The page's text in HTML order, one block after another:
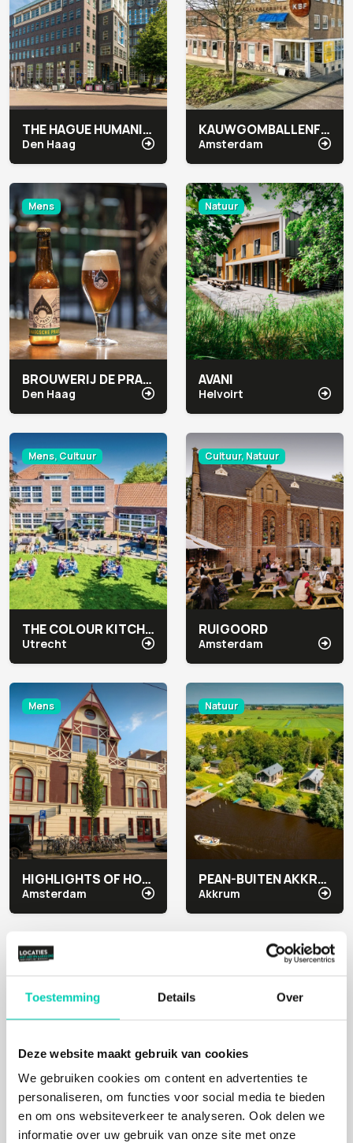
Toestemming Details Over
Deze website maakt gebruik van cookies
We gebruiken cookies om content en advertenties te
personaliseren, om functies voor social media te bieden
en om ons websiteverkeer te analyseren. Ook delen we
informatie over uw gebruik van onze site met onze
THE HAGUE HUMANITY HUB
Den Haag
KAUWGOMBALLENFABRIEK SOCIAL IMPACT FACTORY
Amsterdam
Mens
BROUWERIJ DE PRAEL
Den Haag
Natuur
AVANI
Helvoirt
Mens, Cultuur
THE COLOUR KITCHEN ZUILEN
Utrecht
Cultuur, Natuur
RUIGOORD
Amsterdam
Mens
HIGHLIGHTS OF HOLLAND
Amsterdam
Natuur
PEAN-BUITEN AKKRUM
Akkrum
Natuur
APENHEUL CO3 CAMPUS